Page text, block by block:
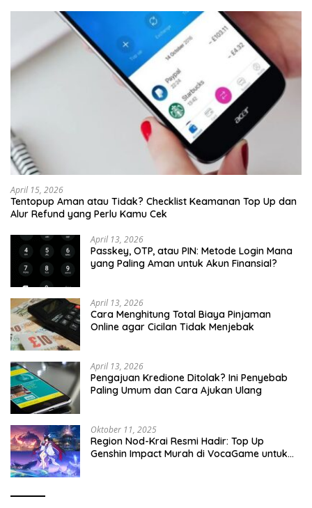
April 15, 2026
Tentopup Aman atau Tidak? Checklist Keamanan Top Up dan
Alur Refund yang Perlu Kamu Cek
April 13, 2026
Passkey, OTP, atau PIN: Metode Login Mana
yang Paling Aman untuk Akun Finansial?
April 13, 2026
Cara Menghitung Total Biaya Pinjaman
Online agar Cicilan Tidak Menjebak
April 13, 2026
Pengajuan Kredione Ditolak? Ini Penyebab
Paling Umum dan Cara Ajukan Ulang
Oktober 11, 2025
Region Nod-Krai Resmi Hadir: Top Up
Genshin Impact Murah di VocaGame untuk